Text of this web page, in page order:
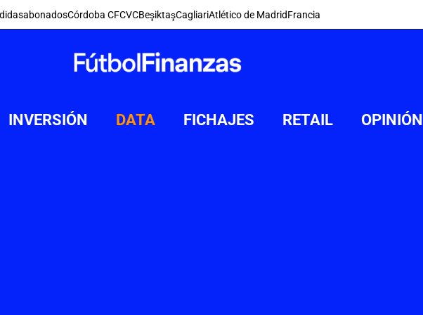
abonadosCórdoba CFCVCBeşiktaşCagliariAtlético de MadridFrancia
INVERSIÓN DATA FICHAJES RETAIL OPINIÓN